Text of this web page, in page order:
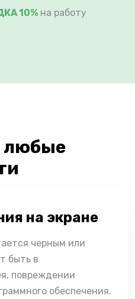
10% на работу
любые
на экране
черным или
быть в
повреждении
обеспечения.